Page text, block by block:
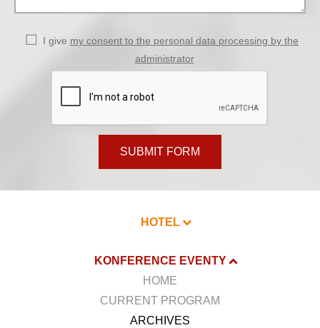
I give my consent to the personal data processing by the
administrator
SUBMIT FORM
HOTEL
KONFERENCE EVENTY
HOME
CURRENT PROGRAM
ARCHIVES